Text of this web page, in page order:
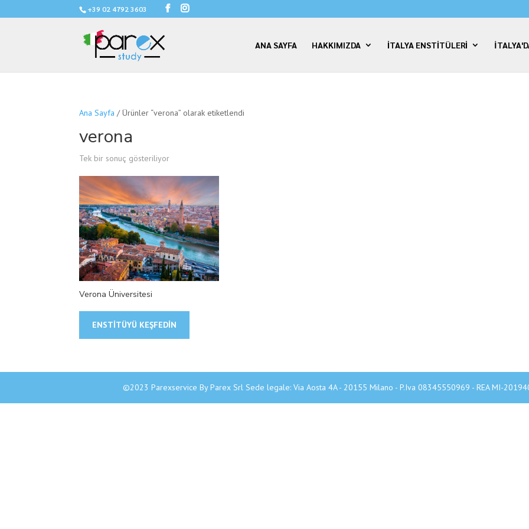
+39 02 4792 3603
ANA SAYFA HAKKIMIZDA İTALYA ENSTİTÜLERİ
Ana Sayfa / Ürünler “verona” olarak etiketlendi
verona
Tek bir sonuç gösteriliyor
Verona Üniversitesi
ENSTITÜYÜ KEŞFEDIN
©2023 Parexservice By Parex Srl Sede legale: Via Aosta 4A - 20155 Milano - P.Iva 08345550969 - REA MI-